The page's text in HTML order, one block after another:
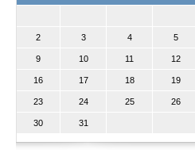
2 3 4 5
9 10 11 12
16 17 18 19
23 24 25 26
30 31